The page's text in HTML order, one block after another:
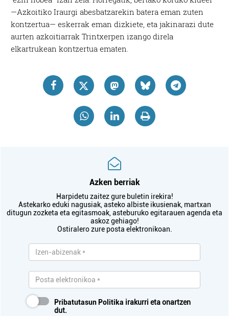
—Azkoitiko Iraurgi abesbatzarekin batera eman zuten
kontzertua— eskerrak eman dizkiete, eta jakinarazi dute
aurten azkoitiarrak Trintxerpen izango direla
elkartrukean kontzertua ematen.
Azken berriak
Harpidetu zaitez gure buletin irekira!
Astekarko eduki nagusiak, asteko albiste ikusienak, martxan
ditugun zozketa eta egitasmoak, asteburuko egitarauen agenda eta
askoz gehiago!
Ostiralero zure posta elektronikoan.
Pribatutasun Politika irakurri eta onartzen
dut.